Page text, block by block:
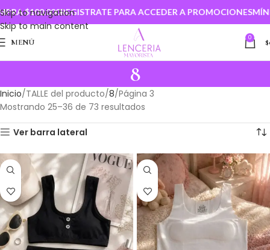
Skip to navigation
Skip to main content
REGISTRATE PARA ACCEDER A PROMOCIONESMÍNIMO DE
MENÚ 0 $
8
Inicio TALLE del producto 8 Página 3
Mostrando 25–36 de 73 resultados
Ver barra lateral